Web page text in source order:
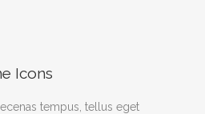
Icons
tempus, tellus eget